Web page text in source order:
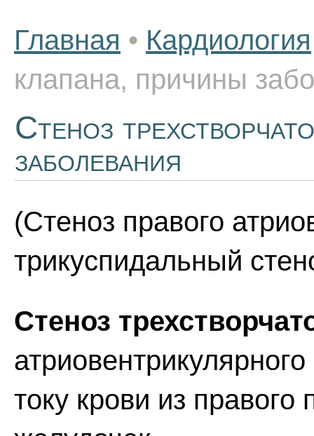
Главная • Кардиология
клапана, причины
Стеноз
заболевания
(Стеноз правого
трикуспидальный
Стеноз
току крови из